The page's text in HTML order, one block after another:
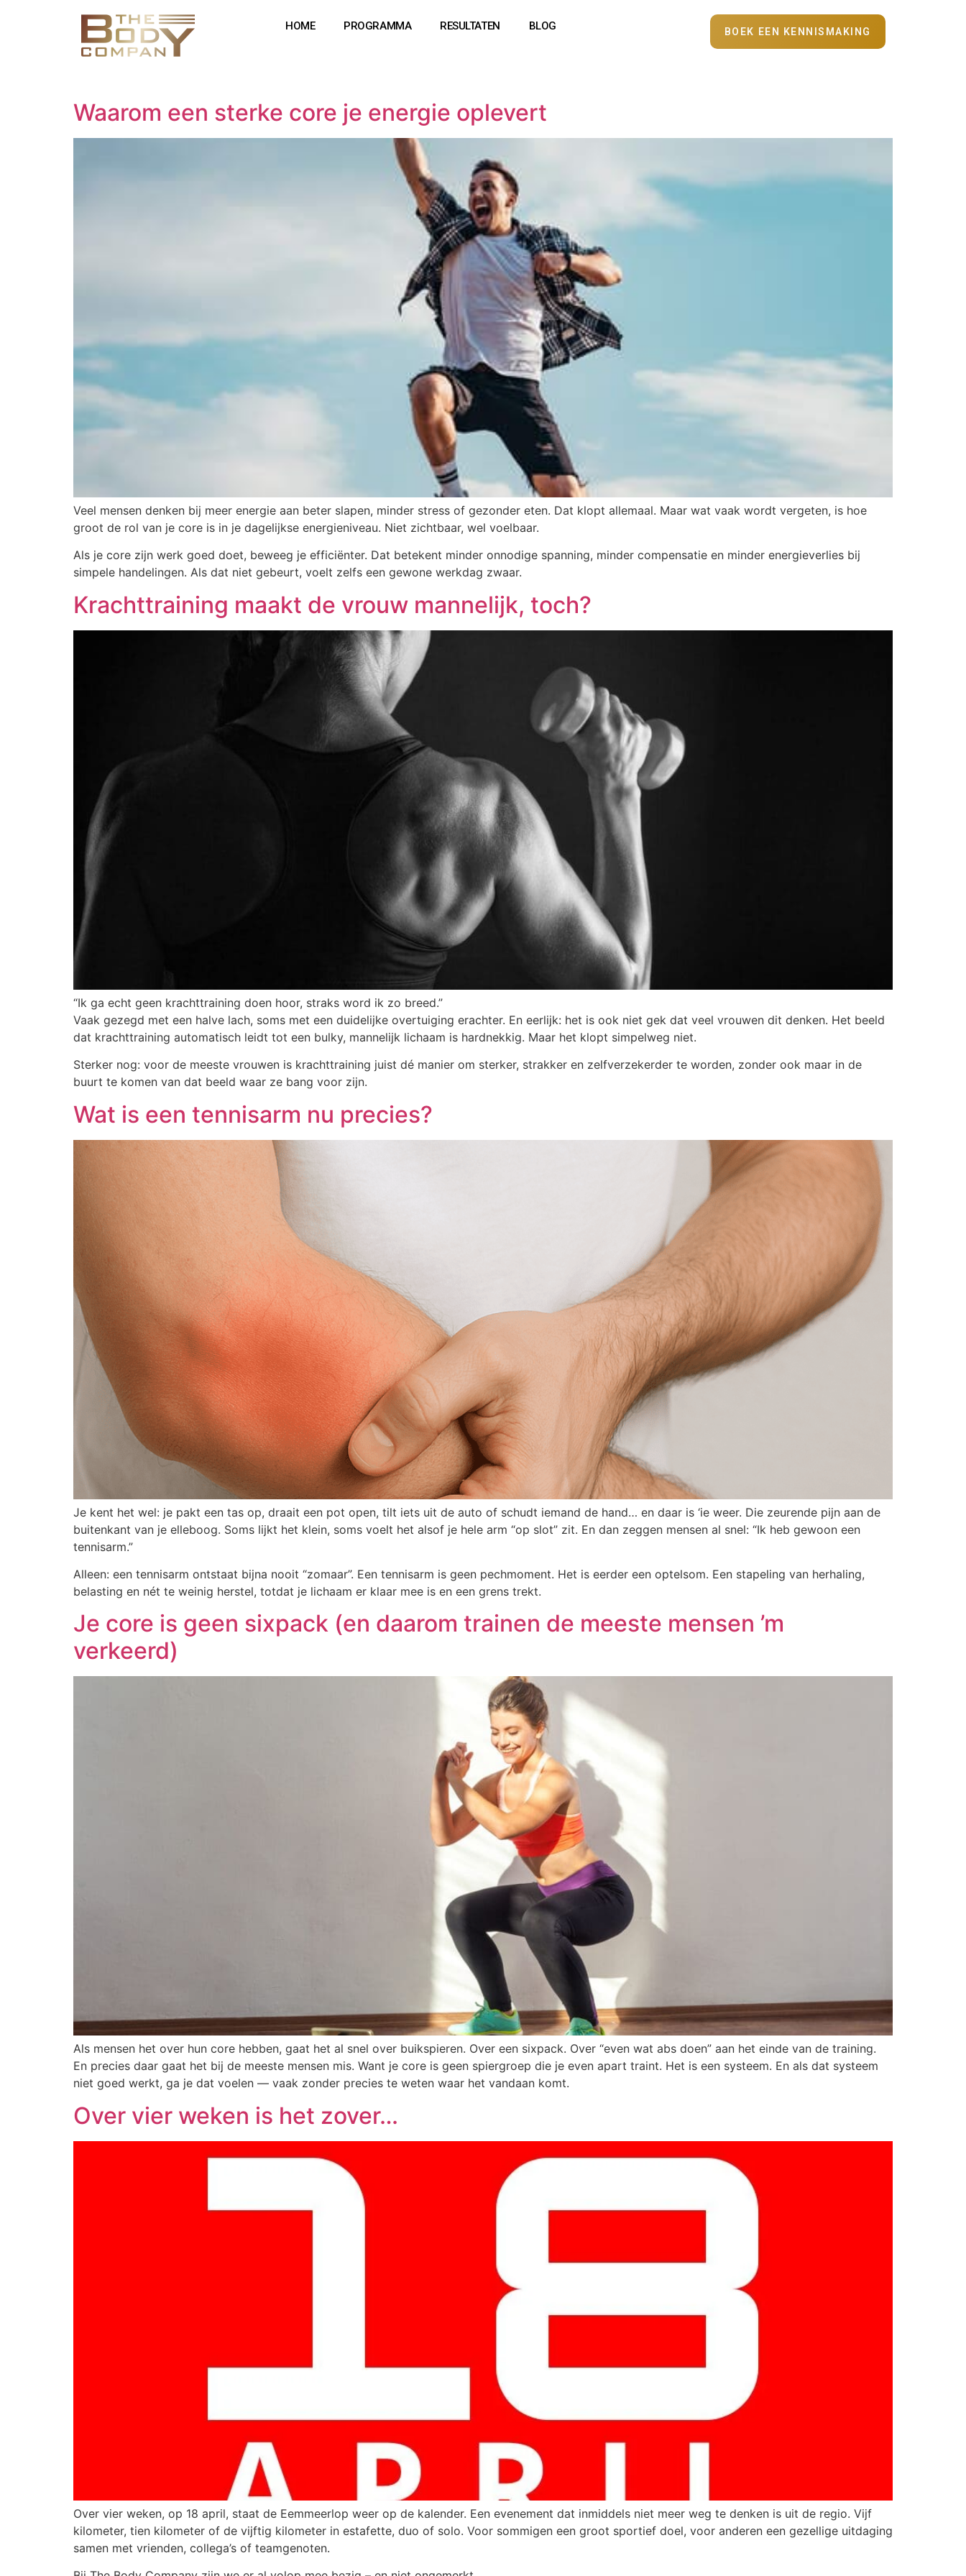
HOME PROGRAMMA RESULTATEN BLOG BOEK EEN KENNISMAKING
Waarom een sterke core je energie oplevert
Veel mensen denken bij meer energie aan beter slapen, minder stress of gezonder eten. Dat klopt allemaal. Maar wat vaak wordt vergeten, is hoe
groot de rol van je core is in je dagelijkse energieniveau. Niet zichtbaar, wel voelbaar.
Als je core zijn werk goed doet, beweeg je efficiënter. Dat betekent minder onnodige spanning, minder compensatie en minder energieverlies bij
simpele handelingen. Als dat niet gebeurt, voelt zelfs een gewone werkdag zwaar.
Krachttraining maakt de vrouw mannelijk, toch?
“Ik ga echt geen krachttraining doen hoor, straks word ik zo breed.”
Vaak gezegd met een halve lach, soms met een duidelijke overtuiging erachter. En eerlijk: het is ook niet gek dat veel vrouwen dit denken. Het beeld
dat krachttraining automatisch leidt tot een bulky, mannelijk lichaam is hardnekkig. Maar het klopt simpelweg niet.
Sterker nog: voor de meeste vrouwen is krachttraining juist dé manier om sterker, strakker en zelfverzekerder te worden, zonder ook maar in de
buurt te komen van dat beeld waar ze bang voor zijn.
Wat is een tennisarm nu precies?
Je kent het wel: je pakt een tas op, draait een pot open, tilt iets uit de auto of schudt iemand de hand… en daar is ‘ie weer. Die zeurende pijn aan de
buitenkant van je elleboog. Soms lijkt het klein, soms voelt het alsof je hele arm “op slot” zit. En dan zeggen mensen al snel: “Ik heb gewoon een
tennisarm.”
Alleen: een tennisarm ontstaat bijna nooit “zomaar”. Een tennisarm is geen pechmoment. Het is eerder een optelsom. Een stapeling van herhaling,
belasting en nét te weinig herstel, totdat je lichaam er klaar mee is en een grens trekt.
Je core is geen sixpack (en daarom trainen de meeste mensen ’m
verkeerd)
Als mensen het over hun core hebben, gaat het al snel over buikspieren. Over een sixpack. Over “even wat abs doen” aan het einde van de training.
En precies daar gaat het bij de meeste mensen mis. Want je core is geen spiergroep die je even apart traint. Het is een systeem. En als dat systeem
niet goed werkt, ga je dat voelen — vaak zonder precies te weten waar het vandaan komt.
Over vier weken is het zover…
Over vier weken, op 18 april, staat de Eemmeerlop weer op de kalender. Een evenement dat inmiddels niet meer weg te denken is uit de regio. Vijf
kilometer, tien kilometer of de vijftig kilometer in estafette, duo of solo. Voor sommigen een groot sportief doel, voor anderen een gezellige uitdaging
samen met vrienden, collega’s of teamgenoten.